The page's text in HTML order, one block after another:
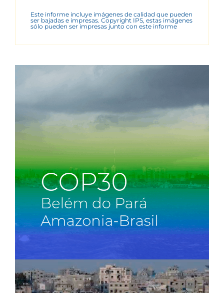
Este informe incluye imágenes de calidad que pueden
ser bajadas e impresas. Copyright IPS, estas imágenes
sólo pueden ser impresas junto con este informe